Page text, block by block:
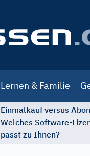
Lernen & Familie
Einmalkauf versus
Welches Software-
passt zu Ihnen?